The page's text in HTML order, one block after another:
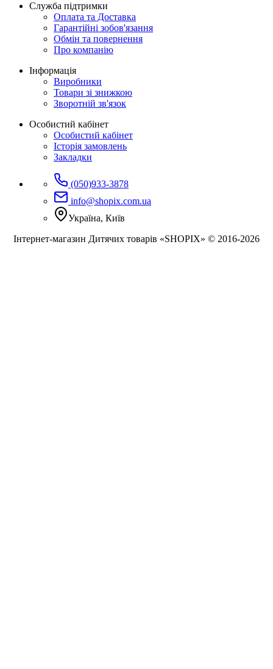
Служба підтримки
Оплата та Доставка
Гарантійні зобов'язання
Обмін та повернення
Про компанію
Інформація
Виробники
Товари зі знижкою
Зворотній зв'язок
Особистий кабінет
Особистий кабінет
Історія замовлень
Закладки
(050)933-3878
info@shopix.com.ua
Україна, Київ
Інтернет-магазин Дитячих товарів «SHOPIX» © 2016-2026